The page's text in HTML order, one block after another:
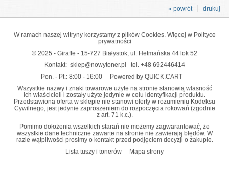
drukuj
« powrót
W ramach naszej witryny korzystamy z plików Cookies. Więcej w Polityce
prywatności
© 2025 - Giraffe - 15-727 Białystok, ul. Hetmańska 44 lok 52
Kontakt: sklep@nowytoner.pl tel. +48 692446414
Pon. - Pt.: 8:00 - 16:00
Powered by QUICK.CART
Wszystkie nazwy i znaki towarowe użyte na stronie stanowią własność
ich właścicieli i zostały użyte jedynie w celu identyfikacji produktu.
Przedstawiona oferta w sklepie nie stanowi oferty w rozumieniu Kodeksu
Cywilnego, jest jedynie zaproszeniem do rozpoczęcia rokowań (zgodnie
z art. 71 k.c.).
Pomimo dołożenia wszelkich starań nie możemy zagwarantować, że
wszystkie dane techniczne zawarte na stronie nie zawierają błędów. W
razie wątpliwości prosimy o kontakt przed podjęciem decyzji o zakupie.
Lista tuszy i tonerów
Mapa strony